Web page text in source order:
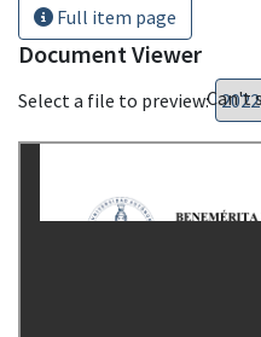
Full item page
Document Viewer
Select a file to preview:Can't